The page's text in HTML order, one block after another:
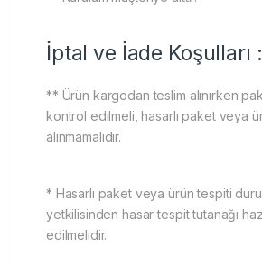
İptal ve İade Koşulları :
** Ürün kargodan teslim alınırken
kontrol edilmeli, hasarlı paket veya
alınmamalıdır.
* Hasarlı paket veya ürün tespiti
yetkilisinden hasar tespit tutanağı
edilmelidir.